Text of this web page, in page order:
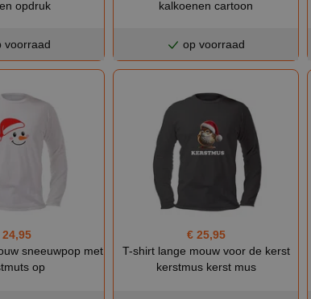
opdruk
voorraad
kalkoenen cartoon
op voorraad
24,95
sneeuwpop met
op
€ 25,95
T-shirt lange mouw voor de kerst
kerstmus kerst mus